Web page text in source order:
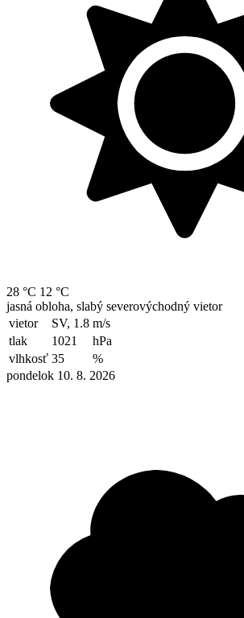
28 °C 12 °C
jasná obloha, slabý severovýchodný vietor
vietor
SV, 1.8 m/s
tlak
1021
hPa
vlhkosť 35
%
pondelok 10. 8. 2026